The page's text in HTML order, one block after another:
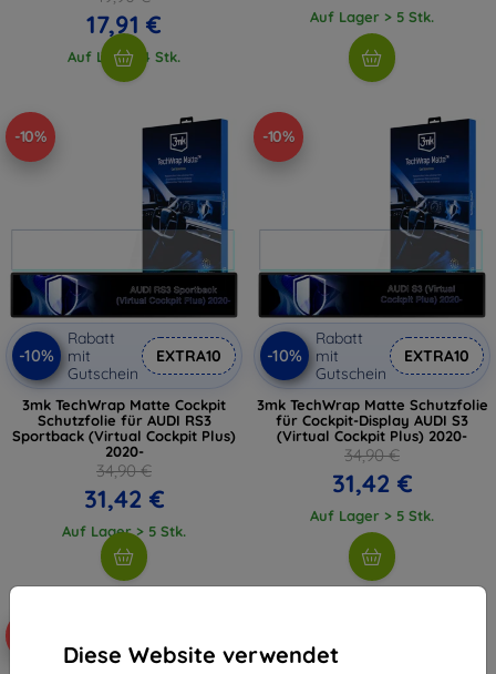
Diese Website verwendet
17,91 €
Auf Lager 4 Stk.
Auf Lager > 5 Stk.
-10%
-10%
Rabatt
mit
Gutschein
EXTRA10
3mk TechWrap Matte Cockpit
Schutzfolie für AUDI RS3
Sportback (Virtual Cockpit Plus)
2020-
34,90 €
31,42 €
Auf Lager > 5 Stk.
-10%
-10%
Rabatt
mit
Gutschein
EXTRA10
3mk TechWrap Matte Schutzfolie
für Cockpit-Display AUDI S3
(Virtual Cockpit Plus) 2020-
34,90 €
31,42 €
Auf Lager > 5 Stk.